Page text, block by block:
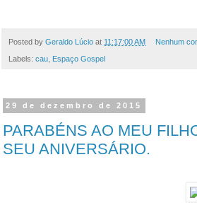
Posted by Geraldo Lúcio at 11:17:00 AM Nenhum
Labels: cau, Espaço Gospel
29 de dezembro de 2015
PARABÉNS AO MEU
SEU ANIVERSÁRIO.